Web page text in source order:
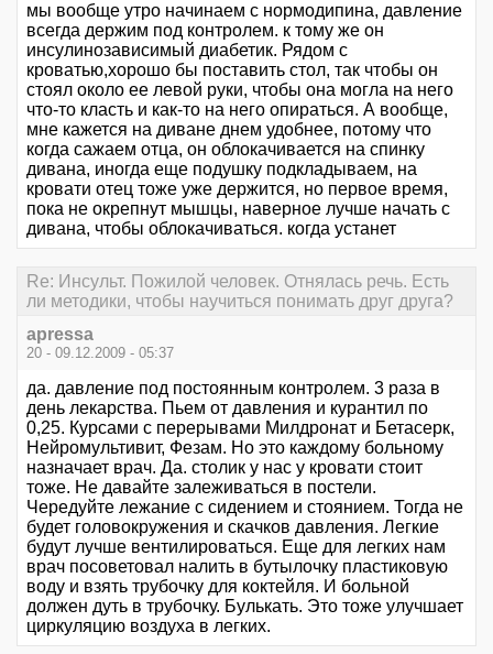
мы вообще утро начинаем с нормодипина, давление
всегда держим под контролем. к тому же он
инсулинозависимый диабетик. Рядом с
кроватью,хорошо бы поставить стол, так чтобы он
стоял около ее левой руки, чтобы она могла на него
что-то класть и как-то на него опираться. А вообще,
мне кажется на диване днем удобнее, потому что
когда сажаем отца, он облокачивается на спинку
дивана, иногда еще подушку подкладываем, на
кровати отец тоже уже держится, но первое время,
пока не окрепнут мышцы, наверное лучше начать с
дивана, чтобы облокачиваться. когда устанет
Re: Инсульт. Пожилой человек. Отнялась речь. Есть
ли методики, чтобы научиться понимать друг друга?
apressa
20 - 09.12.2009 - 05:37
да. давление под постоянным контролем. 3 раза в
день лекарства. Пьем от давления и курантил по
0,25. Курсами с перерывами Милдронат и Бетасерк,
Нейромультивит, Фезам. Но это каждому больному
назначает врач. Да. столик у нас у кровати стоит
тоже. Не давайте залеживаться в постели.
Чередуйте лежание с сидением и стоянием. Тогда не
будет головокружения и скачков давления. Легкие
будут лучше вентилироваться. Еще для легких нам
врач посоветовал налить в бутылочку пластиковую
воду и взять трубочку для коктейля. И больной
должен дуть в трубочку. Булькать. Это тоже улучшает
циркуляцию воздуха в легких.